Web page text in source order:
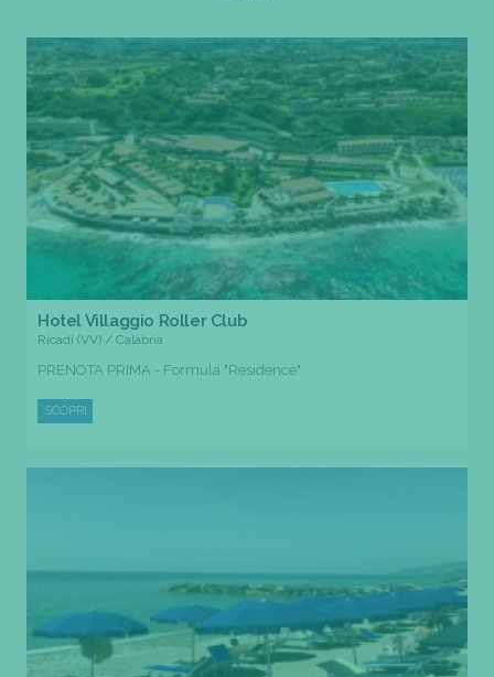
Hotel Villaggio Roller Club
Ricadi (VV) / Calabria
PRENOTA PRIMA - Formula "Residence"
SCOPRI